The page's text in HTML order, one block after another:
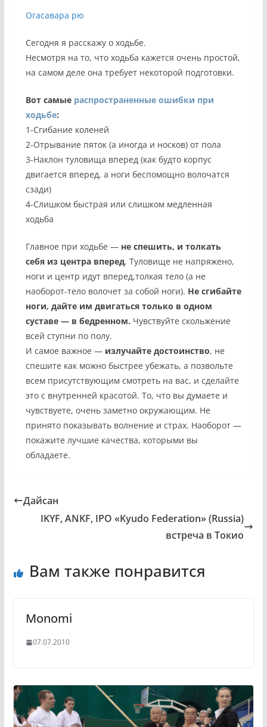
Огасавара рю
Сегодня я расскажу о ходьбе.
Несмотря на то, что ходьба кажется очень простой,
на самом деле она требует некоторой подготовки.
Вот самыераспространенные ошибки при
ходьбе:
1-Сгибание коленей
2-Отрывание пяток (а иногда и носков) от пола
3-Наклон туловища вперед (как будто корпус
двигается вперед, а ноги беспомощно волочатся
сзади)
4-Слишком быстрая или слишком медленная
ходьба
Главное при ходьбе — не спешить, и толкать
себя из центра вперед. Туловище не напряжено,
ноги и центр идут вперед,толкая тело (а не
наоборот-тело волочет за собой ноги). Не сгибайте
ноги, дайте им двигаться только в одном
суставе — в бедренном. Чувствуйте скольжение
всей ступни по полу.
И самое важное —излучайте достоинство, не
спешите как можно быстрее убежать, а позвольте
всем присутствующим смотреть на вас, и сделайте
это с внутренней красотой. То, что вы думаете и
чувствуете, очень заметно окружающим. Не
принято показывать волнение и страх. Наоборот —
покажите лучшие качества, которыми вы
обладаете.
Дайсан
IKYF, ANKF, IPO «Kyudo Federation» (Russia)
встреча в Токио
Вам также понравится
Monomi
07.07.2010